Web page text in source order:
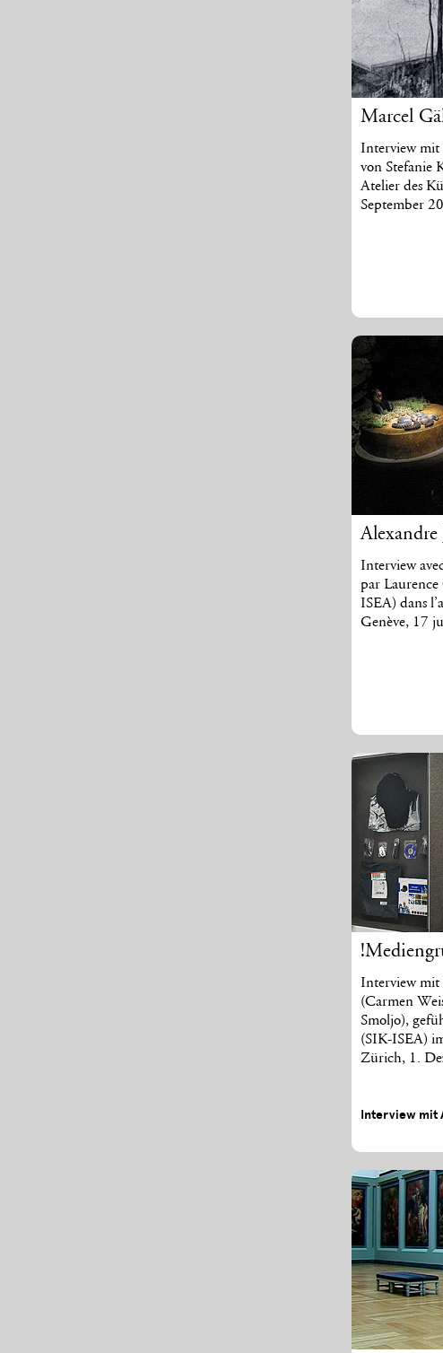
Marcel
Interview mit
von Stefanie
Atelier des
September
Alexandre
Interview
par
ISEA) dans
Genève, 17
Interview
(Carmen
Smoljo),
(SIK-ISEA)
Zürich, 1.
Interview mit